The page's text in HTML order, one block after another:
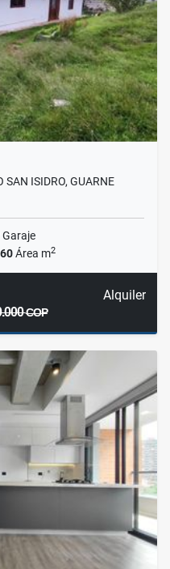
SAN ISIDRO, GUARNE
Garaje
Área m2
Alquiler
COP